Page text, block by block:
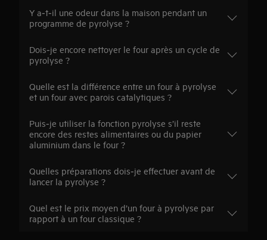
Y a‑t‑il une odeur dans la maison pendant un
programme de pyrolyse ?
Dois‑je encore nettoyer le four après un cycle de
pyrolyse ?
Quelle est la différence entre un four à pyrolyse
et un four avec parois catalytiques ?
Puis‑je utiliser la fonction pyrolyse s’il reste
encore des restes alimentaires ou du papier
aluminium dans le four ?
Quelles préparations dois‑je effectuer avant de
lancer la pyrolyse ?
Quel est le prix moyen d’un four à pyrolyse par
rapport à un four classique ?